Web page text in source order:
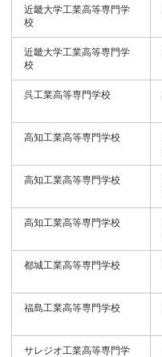
近畿大学工業高等専門学
校
近畿大学工業高等専門学
校
呉工業高等専門学校
高知工業高等専門学校
高知工業高等専門学校
高知工業高等専門学校
都城工業高等専門学校
福島工業高等専門学校
サレジオ工業高等専門学